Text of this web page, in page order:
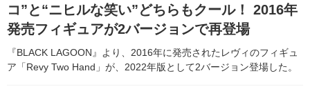
グッズ イベント
声優 コスプレ
舞台 新帝スタ
ラキりす
番組・動画一覧 ラジオ
動画
連載・ブログ
連載・ブログ一覧 コラム
編集部ブログ・お知らせ
コ”と“ニヒルな笑い”どちらもクール！ 2016年
発売フィギュアが2バージョンで再登場
『BLACK LAGOON』より、2016年に発売されたレヴィのフィギュ
ア「Revy Two Hand」が、2022年版として2バージョン登場した。